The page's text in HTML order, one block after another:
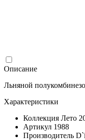
Описание
Льняной
Характеристики
Коллекция Лето
Артикул 1988
Производитель